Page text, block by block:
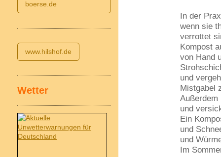
In der
wenn sie
verrottet
Kompost
von Hand
und
Mistgabel
Außerdem
und
Ein
und
und
Im
boerse.de
www.hilshof.de
Wetter